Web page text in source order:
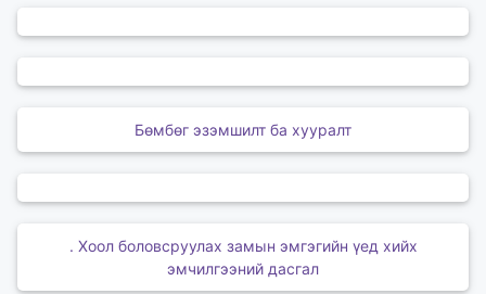
Бөмбөг эзэмшилт ба хууралт
. Хоол боловсруулах замын эмгэгийн үед хийх
эмчилгээний дасгал